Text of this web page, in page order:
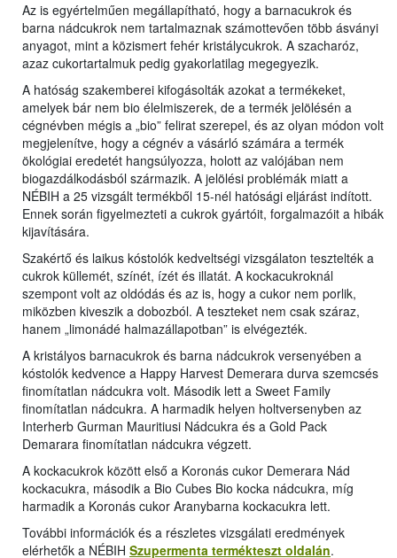
Az is egyértelműen megállapítható, hogy a barnacukrok és
barna nádcukrok nem tartalmaznak számottevően több ásványi
anyagot, mint a közismert fehér kristálycukrok. A szacharóz,
azaz cukortartalmuk pedig gyakorlatilag megegyezik.
A hatóság szakemberei kifogásolták azokat a termékeket,
amelyek bár nem bio élelmiszerek, de a termék jelölésén a
cégnévben mégis a „bio” felirat szerepel, és az olyan módon volt
megjelenítve, hogy a cégnév a vásárló számára a termék
ökológiai eredetét hangsúlyozza, holott az valójában nem
biogazdálkodásból származik. A jelölési problémák miatt a
NÉBIH a 25 vizsgált termékből 15-nél hatósági eljárást indított.
Ennek során figyelmezteti a cukrok gyártóit, forgalmazóit a hibák
kijavítására.
Szakértő és laikus kóstolók kedveltségi vizsgálaton tesztelték a
cukrok küllemét, színét, ízét és illatát. A kockacukroknál
szempont volt az oldódás és az is, hogy a cukor nem porlik,
miközben kiveszik a dobozból. A teszteket nem csak száraz,
hanem „limonádé halmazállapotban” is elvégezték.
A kristályos barnacukrok és barna nádcukrok versenyében a
kóstolók kedvence a Happy Harvest Demerara durva szemcsés
finomítatlan nádcukra volt. Második lett a Sweet Family
finomítatlan nádcukra. A harmadik helyen holtversenyben az
Interherb Gurman Mauritiusi Nádcukra és a Gold Pack
Demarara finomítatlan nádcukra végzett.
A kockacukrok között első a Koronás cukor Demerara Nád
kockacukra, második a Bio Cubes Bio kocka nádcukra, míg
harmadik a Koronás cukor Aranybarna kockacukra lett.
További információk és a részletes vizsgálati eredmények
elérhetők a NÉBIH Szupermenta termékteszt oldalán.